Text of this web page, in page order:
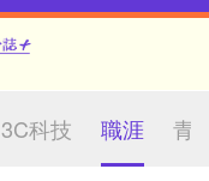
3C科技 職涯 青